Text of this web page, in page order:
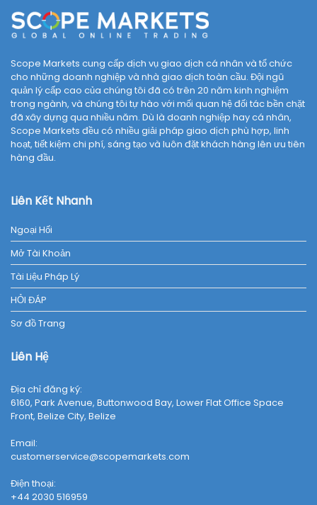
Scope Markets cung cấp dịch vụ giao dịch cá nhân và tổ chức
cho những doanh nghiệp và nhà giao dịch toàn cầu. Đội ngũ
quản lý cấp cao của chúng tôi đã có trên 20 năm kinh nghiệm
trong ngành, và chúng tôi tự hào với mối quan hệ đối tác bền chặt
đã xây dựng qua nhiều năm. Dù là doanh nghiệp hay cá nhân,
Scope Markets đều có nhiều giải pháp giao dịch phù hợp, linh
hoạt, tiết kiệm chi phí, sáng tạo và luôn đặt khách hàng lên ưu tiên
hàng đầu.
Liên Kết Nhanh
Ngoại Hối
Mở Tài Khoản
Tài Liệu Pháp Lý
HỎI ĐÁP
Sơ đồ Trang
Liên Hệ
Địa chỉ đăng ký:
6160, Park Avenue, Buttonwood Bay, Lower Flat Office Space
Front, Belize City, Belize
Email:
customerservice@scopemarkets.com
Điện thoại:
+44 2030 516959